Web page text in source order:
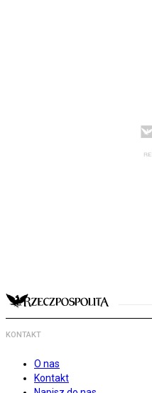
KONTAKT
O nas
Kontakt